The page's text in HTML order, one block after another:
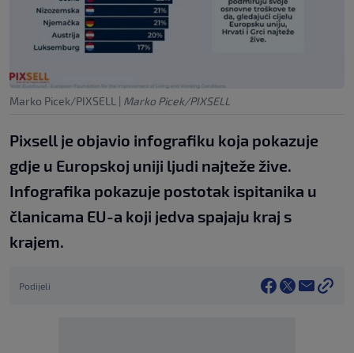
Marko Picek/PIXSELL | Marko Picek/PIXSELL
Pixsell je objavio infografiku koja pokazuje
gdje u Europskoj uniji ljudi najteže žive.
Infografika pokazuje postotak ispitanika u
članicama EU-a koji jedva spajaju kraj s
krajem.
Podijeli